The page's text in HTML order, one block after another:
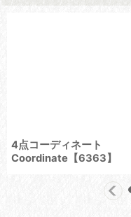
4点コーディネート
Coordinate【6363】